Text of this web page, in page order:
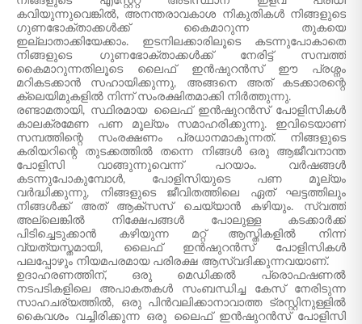
കവിയുന്നുവെങ്കിൽ, അനന്തരാവകാശ നികുതികൾ നിങ്ങളുടെ
ഗുണഭോക്താക്കൾക്ക് കൈമാറുന്ന തുകയെ
ഇല്ലാതാക്കിയേക്കാം. ഇടനിലക്കാരിലൂടെ കടന്നുപോകാതെ
നിങ്ങളുടെ ഗുണഭോക്താക്കൾക്ക് നേരിട്ട് സമ്പത്ത്
കൈമാറുന്നതിലൂടെ ലൈഫ് ഇൻഷുറൻസ് ഈ പ്രശ്നം
മറികടക്കാൻ സഹായിക്കുന്നു, അങ്ങനെ അത് കടക്കാരന്റെ
ക്ലെയിമുകളിൽ നിന്ന് സംരക്ഷിതമാക്കി നിർത്തുന്നു.
രണ്ടാമതായി, സ്ഥിരമായ ലൈഫ് ഇൻഷുറൻസ് പോളിസികൾ
കാലക്രമേണ പണ മൂല്യം സമാഹരിക്കുന്നു. ഇവിടെയാണ്
സമ്പത്തിന്റെ സംരക്ഷണം പ്രധാനമാകുന്നത്. നിങ്ങളുടെ
കരിയറിന്റെ തുടക്കത്തിൽ തന്നെ നിങ്ങൾ ഒരു ആജീവനാന്ത
പോളിസി വാങ്ങുന്നുവെന്ന് പറയാം. വർഷങ്ങൾ
കടന്നുപോകുമ്പോൾ, പോളിസിയുടെ പണ മൂല്യം
വർദ്ധിക്കുന്നു, നിങ്ങളുടെ ജീവിതത്തിലെ ഏത് ഘട്ടത്തിലും
നിങ്ങൾക്ക് അത് ആക്‌സസ് ചെയ്യാൻ കഴിയും. സ്വത്ത്
അല്ലെങ്കിൽ നിക്ഷേപങ്ങൾ പോലുള്ള കടക്കാർക്ക്
പിടിച്ചെടുക്കാൻ കഴിയുന്ന മറ്റ് ആസ്തികളിൽ നിന്ന്
വ്യത്യസ്തമായി, ലൈഫ് ഇൻഷുറൻസ് പോളിസികൾ
പലപ്പോഴും നിയമപരമായ പരിരക്ഷ ആസ്വദിക്കുന്നവയാണ്.
ഉദാഹരണത്തിന്, ഒരു മെഡിക്കൽ പ്രൊഫഷണൽ
നടപടികളിലെ അപാകതകൾ സംബന്ധിച്ച കേസ് നേരിടുന്ന
സാഹചര്യത്തിൽ, ഒരു പിൻവലിക്കാനാവാത്ത ട്രസ്റ്റിനുള്ളിൽ
കൈവശം വച്ചിരിക്കുന്ന ഒരു ലൈഫ് ഇൻഷുറൻസ് പോളിസി